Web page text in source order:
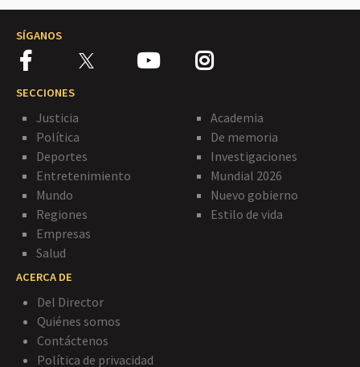
SÍGANOS
SECCIONES
Justicia
Política
Deportes
Entretenimiento
Mundo
Regiones
Empresas
Salud
Academia
De memoria
Investigaciones
Mundial 2026
Nuevo gobierno
Estilo de vida
ACERCA DE
Del Director
Quiénes somos
Contáctenos
Política de privacidad